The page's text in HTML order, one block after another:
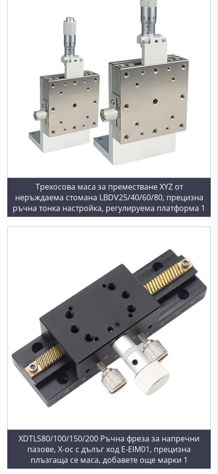
Трехосова маса за преместване XYZ от
неръждаема стомана LBDV25/40/60/80, прецизна
ръчна тонка настройка, регулируема платформа 1
XDTLS80/100/150/200 Ръчна фреза за напречни
пазове, X-ос с дълъг ход E-EIM01, прецизна
плъзгаща се маса, добавете още марки 1